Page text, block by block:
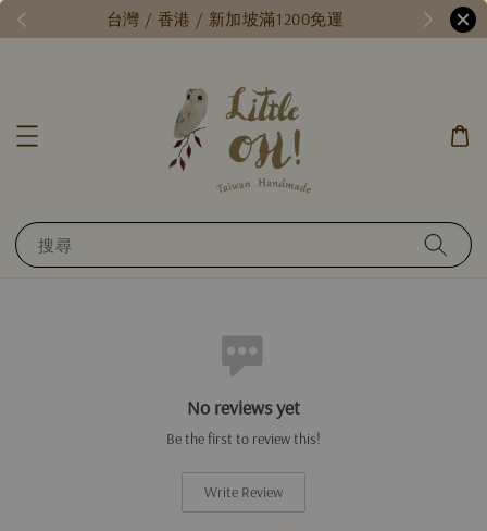
台灣 / 香港 / 新加坡滿1200免運
搜尋
No reviews yet
Be the first to review this!
Write Review